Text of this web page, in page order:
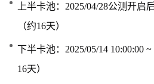
上半卡池：2025/04/28公测开启
（约16天）
下半卡池：2025/05/14 10:00:00
16天）